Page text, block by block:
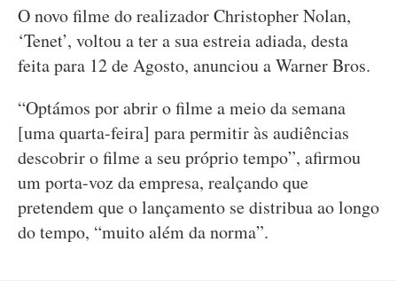
O novo filme do realizador Christopher Nolan,
‘Tenet’, voltou a ter a sua estreia adiada, desta
feita para 12 de Agosto, anunciou a Warner Bros.
“Optámos por abrir o filme a meio da semana
[uma quarta-feira] para permitir às audiências
descobrir o filme a seu próprio tempo”, afirmou
um porta-voz da empresa, realçando que
pretendem que o lançamento se distribua ao longo
do tempo, “muito além da norma”.